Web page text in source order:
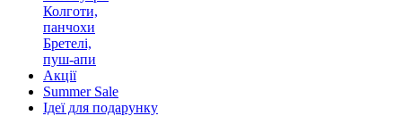
Колготи,
панчохи
Бретелі,
пуш-апи
Акції
Summer Sale
Ідеї для подарунку